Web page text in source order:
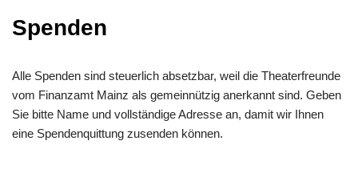
Spenden
Alle Spenden sind steuerlich absetzbar, weil die Theaterfreunde
vom Finanzamt Mainz als gemeinnützig anerkannt sind. Geben
Sie bitte Name und vollständige Adresse an, damit wir Ihnen
eine Spendenquittung zusenden können.